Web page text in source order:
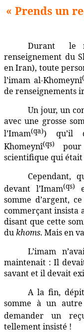
« Prends un
Durant
le
renseignement du
en Iran), toute
l’imam al-Khomeynî
de renseignements
Un jour, un
avec une grosse
l’Imam(qa)) qu’il
Khomeynî(qs)
scientifique qui était
Cependant,
devant l’Imam(qs)
somme d’argent,
commerçant insista
disant que cette
dukhoms. Mais en
L’imam
maintenait : Il
savant et il devait
A la fin,
somme à un
demander un
tellement insisté !